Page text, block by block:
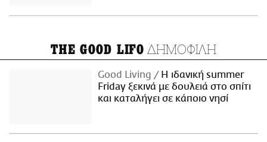
THE GOOD LIFO ΔΗΜΟΦΙΛΗ
Good Living
Η ιδανική summer
Friday ξεκινά με δουλειά στο σπίτι
και καταλήγει σε κάποιο νησί